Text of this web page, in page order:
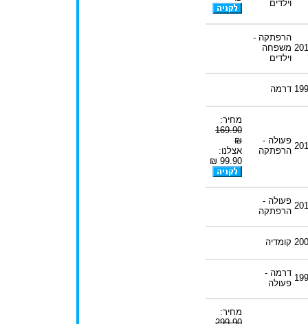
וילדים
הרפתקה -
משפחה
וילדים
דרמה
פעולה -
הרפתקה
מחיר:
169.90
₪
אצלנו:
99.90 ₪
פעולה -
הרפתקה
קומדיה
דרמה -
פעולה
מחיר: